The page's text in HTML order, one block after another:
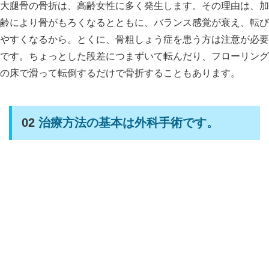
大腿骨の骨折は、高齢女性に多く発生します。その理由は、加
齢により骨がもろくなるとともに、バランス感覚が衰え、転び
やすくなるから。とくに、骨粗しょう症を患う方は注意が必要
です。ちょっとした段差につまずいて転んだり、フローリング
の床で滑って転倒するだけで骨折することもあります。
02 治療方法の基本は外科手術です。